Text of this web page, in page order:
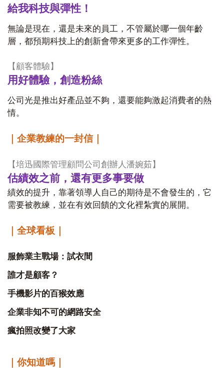
給我科技與彈性！
無論是現在，還是未來的員工，不管屬於哪一個年齡
層，都預期科技上的創新會帶來更多的工作彈性。
【顧客體驗】
用好體驗，創造粉絲
公司光是推出好產品並不夠，還要能夠激起消費者的熱
情。
｜企業教練的一封信｜
【培迅國際管理顧問公司創辦人潘婉茹】
估績效之前，還有更多事要做
績效的提升，靠著領導人自己的期待是不會發生的，它
需要被教練，並在有效回饋的文化裡紮實的展開。
｜全球看板｜
服飾業主戰場：試衣間
誰才是顧客？
手機影片的百猴效應
企業非知不可的網路安全
瘋拍照改變了大家
｜你知道嗎｜